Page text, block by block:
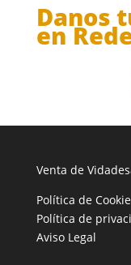
Danos
en
Venta de
Política de
Política de
Aviso Legal